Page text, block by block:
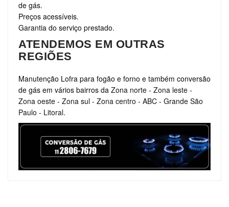
de gás.
Preços acessíveis.
Garantia do serviço prestado.
ATENDEMOS EM OUTRAS
REGIÕES
Manutenção Lofra para fogão e forno e também conversão
de gás em vários bairros da Zona norte - Zona leste -
Zona oeste - Zona sul - Zona centro - ABC - Grande São
Paulo - Litoral.